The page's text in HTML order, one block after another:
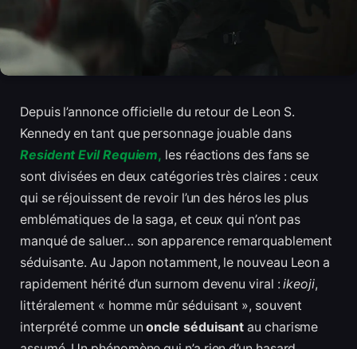
Depuis l’annonce officielle du retour de Leon S.
Kennedy en tant que personnage jouable dans
Resident Evil Requiem, les réactions des fans se
sont divisées en deux catégories très claires : ceux
qui se réjouissent de revoir l’un des héros les plus
emblématiques de la saga, et ceux qui n’ont pas
manqué de saluer… son apparence remarquablement
séduisante. Au Japon notamment, le nouveau Leon a
rapidement hérité d’un surnom devenu viral :ikeoji,
littéralement « homme mûr séduisant », souvent
interprété comme unoncle séduisant au charisme